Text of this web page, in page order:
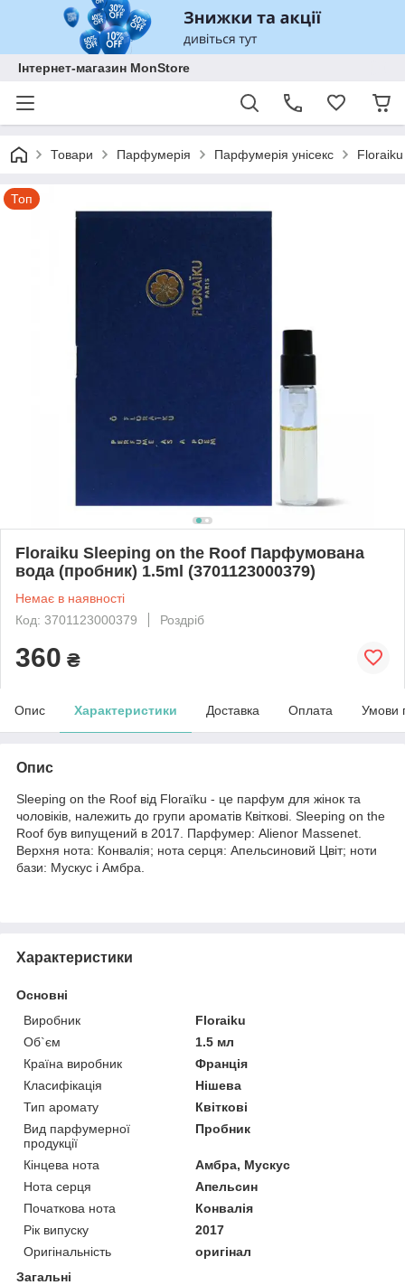
Інтернет-магазин MonStore
Товари Парфумерія Парфумерія унісекс
Топ
Floraiku Sleeping on the Roof Парфумована
вода (пробник) 1.5ml (3701123000379)
Немає в наявності
Код: 3701123000379
Роздріб
360 ₴
Опис Характеристики Доставка Оплата Умови
Опис
Sleeping on the Roof від Floraïku - це парфум для жінок та
чоловіків, належить до групи ароматів Квіткові. Sleeping on the
Roof був випущений в 2017. Парфумер: Alienor Massenet.
Верхня нота: Конвалія; нота серця: Апельсиновий Цвіт; ноти
бази: Мускус і Амбра.
Характеристики
Основні
Виробник
Floraiku
Об`єм
1.5 мл
Країна виробник
Франція
Класифікація
Нішева
Тип аромату
Квіткові
Вид парфумерної
продукції
Пробник
Кінцева нота
Амбра, Мускус
Нота серця
Апельсин
Початкова нота
Конвалія
Рік випуску
2017
Оригінальність
оригінал
Загальні